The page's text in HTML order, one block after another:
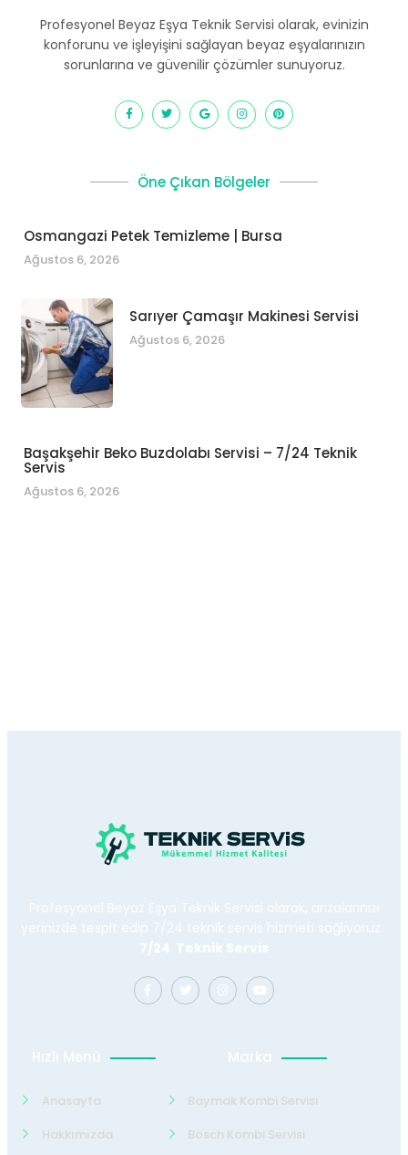
Profesyonel Beyaz Eşya Teknik Servisi olarak, evinizin
konforunu ve işleyişini sağlayan beyaz eşyalarınızın
sorunlarına ve güvenilir çözümler sunuyoruz.
Öne Çıkan Bölgeler
Osmangazi Petek Temizleme | Bursa
Ağustos 6, 2026
Sarıyer Çamaşır Makinesi Servisi
Ağustos 6, 2026
Başakşehir Beko Buzdolabı Servisi – 7/24 Teknik
Servis
Ağustos 6, 2026
Profesyonel Beyaz Eşya Teknik Servisi olarak, arızalarınızı
yerinizde tespit edip 7/24 teknik servis hizmeti sağlıyoruz.
7/24 Teknik Servis
Hızlı Menü
Anasayfa
Hakkımızda
Marka
Baymak Kombi Servisi
Bosch Kombi Servisi